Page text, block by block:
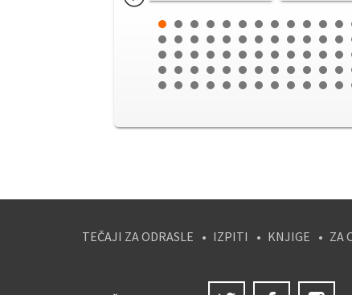
TEČAJI ZA ODRASLE IZPITI KNJIGE ZA
Twitter Facebook